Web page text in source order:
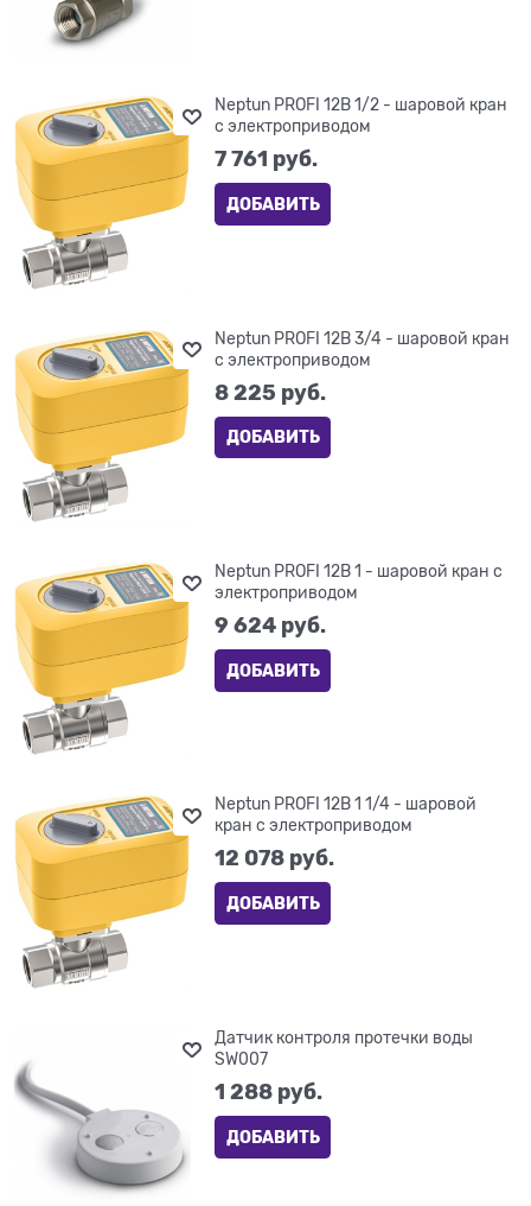
Neptun PROFI 12В 1/2 - шаровой кран
с электроприводом
7 761 руб.
ДОБАВИТЬ
Neptun PROFI 12В 3/4 - шаровой кран
с электроприводом
8 225 руб.
ДОБАВИТЬ
Neptun PROFI 12В 1 - шаровой кран с
электроприводом
9 624 руб.
ДОБАВИТЬ
Neptun PROFI 12В 1 1/4 - шаровой
кран с электроприводом
12 078 руб.
ДОБАВИТЬ
Датчик контроля протечки воды
SW007
1 288 руб.
ДОБАВИТЬ